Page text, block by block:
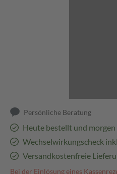
Persönliche Beratung
Heute bestellt und morgen
Wechselwirkungscheck
Versandkostenfreie
Bei der Einlösung eines